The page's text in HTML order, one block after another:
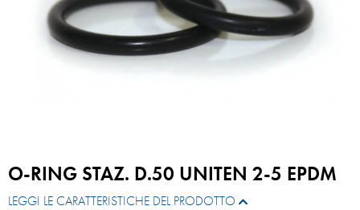
O-RING STAZ. D.50 UNITEN 2-5 EPDM
LEGGI LE CARATTERISTICHE DEL PRODOTTO